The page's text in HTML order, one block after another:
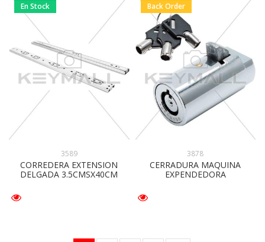
En Stock
3589
CORREDERA EXTENSION
DELGADA 3.5CMSX40CM
Back Order
3878
CERRADURA MAQUINA
EXPENDEDORA